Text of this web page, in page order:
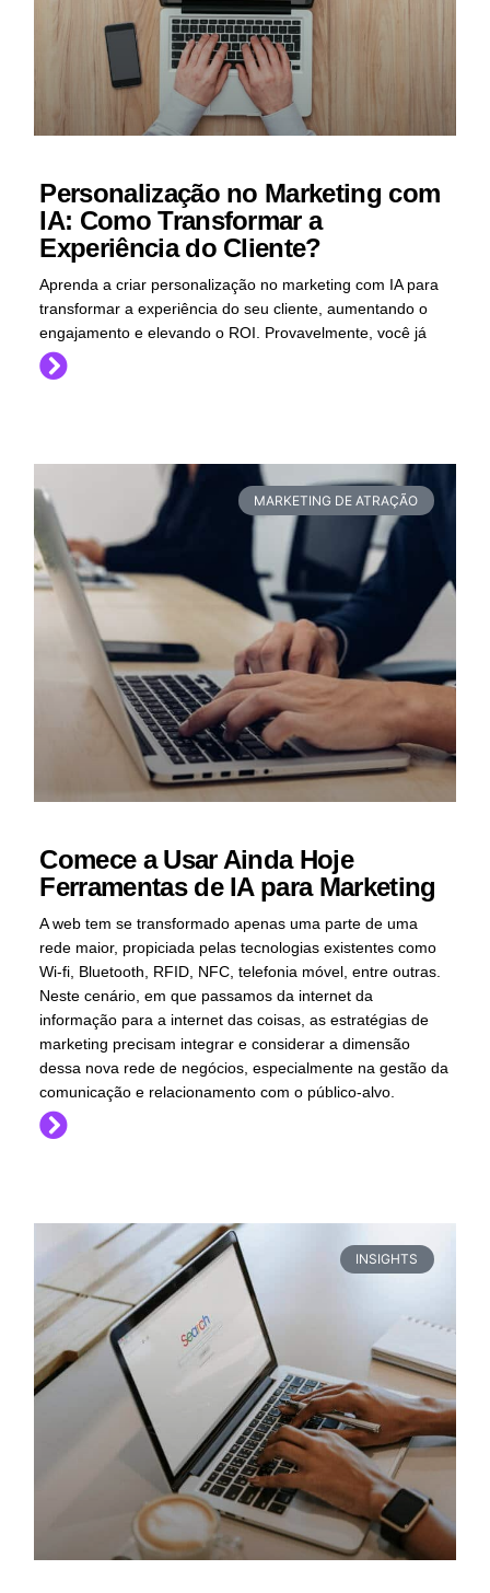
Personalização no Marketing com
IA: Como Transformar a
Experiência do Cliente?
Aprenda a criar personalização no marketing com IA para
transformar a experiência do seu cliente, aumentando o
engajamento e elevando o ROI. Provavelmente, você já
MARKETING DE ATRAÇÃO
Comece a Usar Ainda Hoje
Ferramentas de IA para Marketing
A web tem se transformado apenas uma parte de uma
rede maior, propiciada pelas tecnologias existentes como
Wi-fi, Bluetooth, RFID, NFC, telefonia móvel, entre outras.
Neste cenário, em que passamos da internet da
informação para a internet das coisas, as estratégias de
marketing precisam integrar e considerar a dimensão
dessa nova rede de negócios, especialmente na gestão da
comunicação e relacionamento com o público-alvo.
INSIGHTS